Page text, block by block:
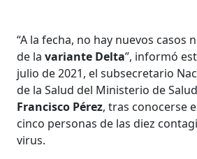
“A la fecha, no hay nuevos casos
de lavariante Delta”, informó
julio de 2021, el subsecretario
de la Salud del Ministerio de
Francisco Pérez, tras conocerse
cinco personas de las diez
virus.